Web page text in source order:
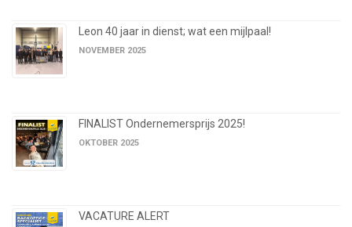
Leon 40 jaar in dienst; wat een mijlpaal!
NOVEMBER 2025
FINALIST Ondernemersprijs 2025!
OKTOBER 2025
VACATURE ALERT